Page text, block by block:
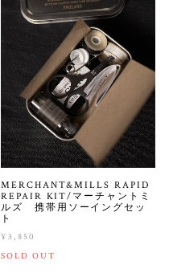
MERCHANT&MILLS RAPID
REPAIR KIT/マーチャントミ
ルズ 携帯用ソーイングセッ
ト
¥3,850
SOLD OUT